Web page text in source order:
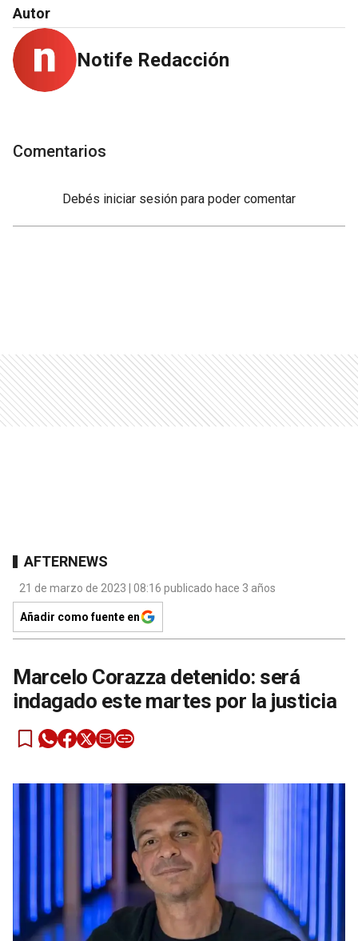
Autor
Notife Redacción
Comentarios
Debés iniciar sesión para poder comentar
AFTERNEWS
21 de marzo de 2023 | 08:16 publicado hace 3 años
Añadir como fuente en
Marcelo Corazza detenido: será
indagado este martes por la justicia